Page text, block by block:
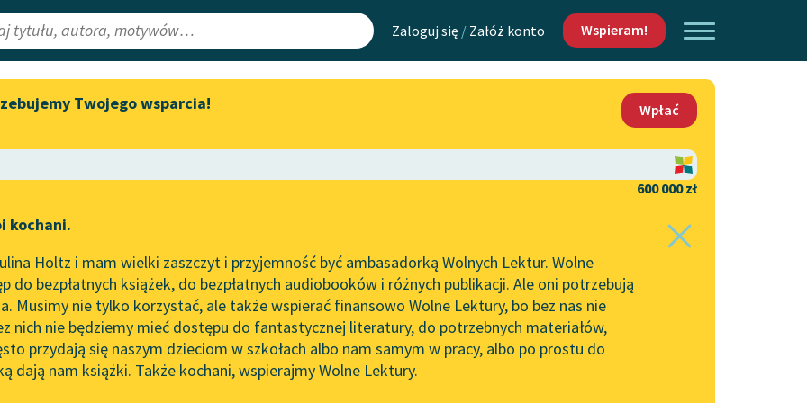
Zaloguj się / Załóż konto Wspieram!
Lektury
redakcyjne
Aktualności
„Prokurator Alicja Horn” do
literatury skandynawskiej
Spotkanie z Katarzyną Tunkiel
w Oslo
102. lata temu zmarł Joseph
Conrad
Mapa Wolnych Lektur
Leśmianator
API
OAI-PMH
Widget Wolnych Lektur
Kontakt
O projekcie
Zasady wykorzystania
Wolnych Lektur
Logotypy
Materiały promocyjne
Twojego wsparcia!
Wpłać
600 000 zł
kochani.
Holtz i mam wielki zaszczyt i przyjemność być ambasadorką Wolnych Lektur. Wolne
do bezpłatnych książek, do bezpłatnych audiobooków i różnych publikacji. Ale oni potrzebują
Musimy nie tylko korzystać, ale także wspierać finansowo Wolne Lektury, bo bez nas nie
nich nie będziemy mieć dostępu do fantastycznej literatury, do potrzebnych materiałów,
przydają się naszym dzieciom w szkołach albo nam samym w pracy, albo po prostu do
dają nam książki. Także kochani, wspierajmy Wolne Lektury.
Gusła, II